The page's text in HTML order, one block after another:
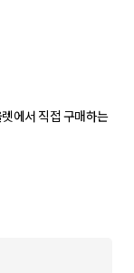
에서 직접 구매하는